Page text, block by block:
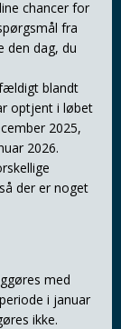
chancer for
fra
den dag, du
blandt
optjent i løbet
2025,
2026.
der er noget
med
i januar
ikke.